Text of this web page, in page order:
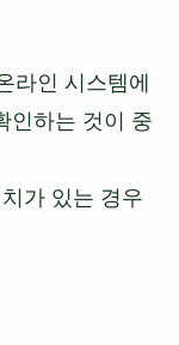
라인 시스템에
인하는 것이 중
가 있는 경우